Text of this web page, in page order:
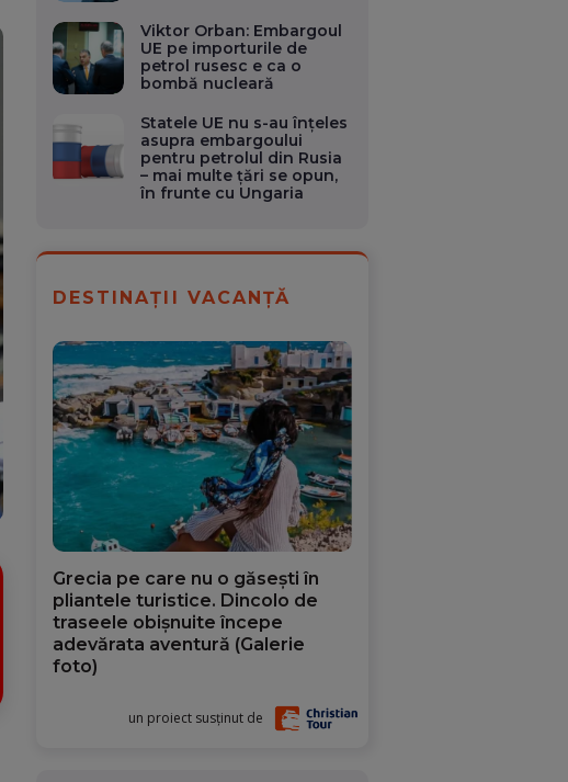
Viktor Orban: Embargoul
UE pe importurile de
petrol rusesc e ca o
bombă nucleară
Statele UE nu s-au înțeles
asupra embargoului
pentru petrolul din Rusia
– mai multe țări se opun,
în frunte cu Ungaria
DESTINAȚII VACANȚĂ
Grecia pe care nu o găsești în
pliantele turistice. Dincolo de
traseele obișnuite începe
adevărata aventură (Galerie
foto)
un proiect susținut de